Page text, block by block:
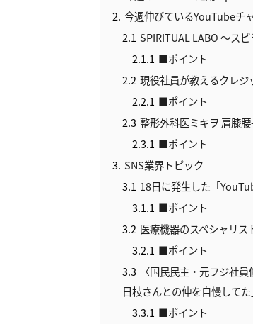
2 今週伸びているYouTubeチ
2.1 SPIRITUAL LABO 〜ス
2.1.1 ■ポイント
2.2 現役社員が教えるクレジ
2.2.1 ■ポイント
2.3 整形外科医ミキヲ 肩膝
2.3.1 ■ポイント
3 SNS業界トピック
3.1 18日に発生した「
3.1.1 ■ポイント
3.2 医療機器のスペシャリ
3.2.1 ■ポイント
3.3
〈国民民主・元フジ社
日枝さんとの仲を自慢して
3.3.1 ■ポイント